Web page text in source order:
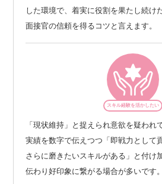
した環境で、着実に役割を果たし続け
面接官の信頼を得るコツと言えます。
スキル経験を活かしたい
「現状維持」と捉えられ意欲を疑われ
実績を数字で伝えつつ「即戦力として
さらに磨きたいスキルがある」と付け
伝わり好印象に繋がる場合が多いです。